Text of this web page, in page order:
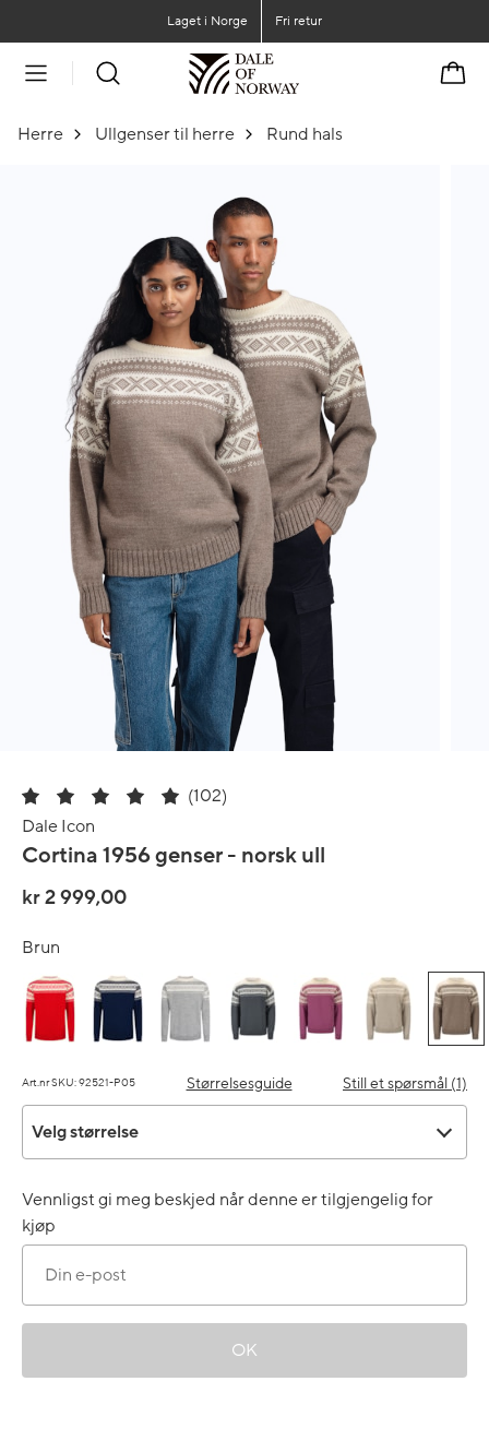
Laget i Norge Fri retur
Herre Ullgenser til herre Rund hals
(102)
Dale Icon
Cortina 1956 genser - norsk ull
kr 2 999,00
Brun
Art.nr SKU: 92521-P05 Størrelsesguide Still et spørsmål (1)
Velg størrelse
Vennligst gi meg beskjed når denne er tilgjengelig for
kjøp
OK